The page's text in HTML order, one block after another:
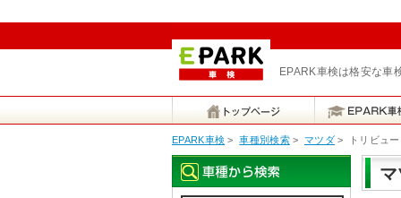
EPARK車検は格安な車
EPARK車検 > 車種別検索> マツダ> トリビュ